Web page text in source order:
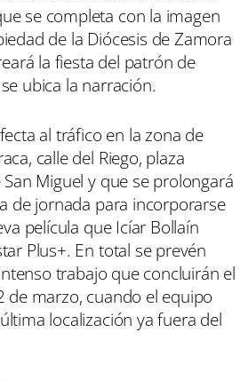
se completa con la imagen
de la Diócesis de Zamora
la fiesta del patrón de
ubica la narración.
al tráfico en la zona de
calle del Riego, plaza
Miguel y que se prolongará
de jornada para incorporarse
película que Icíar Bollaín
Plus+. En total se prevén
trabajo que concluirán el
de marzo, cuando el equipo
localización ya fuera del